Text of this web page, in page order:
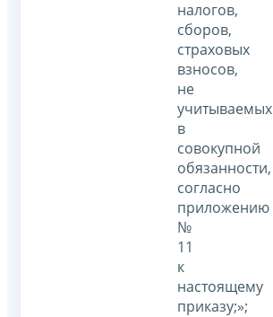
налогов,
сборов,
страховых
взносов,
не
учитываемых
в
совокупной
обязанности,
согласно
приложению
№
11
к
настоящему
приказу;»;